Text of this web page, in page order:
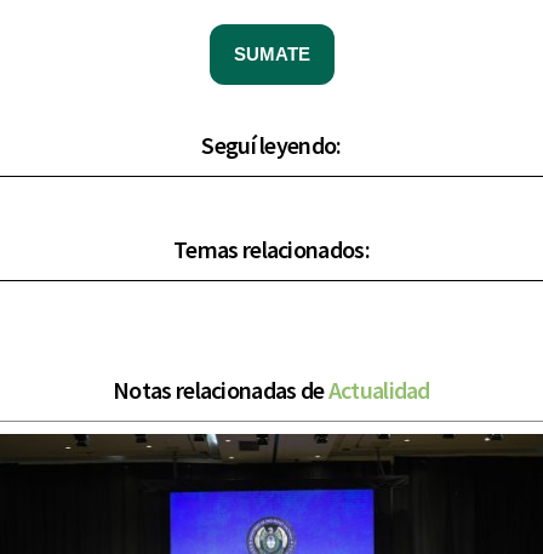
SUMATE
Seguí leyendo:
Temas relacionados:
Notas relacionadas deActualidad